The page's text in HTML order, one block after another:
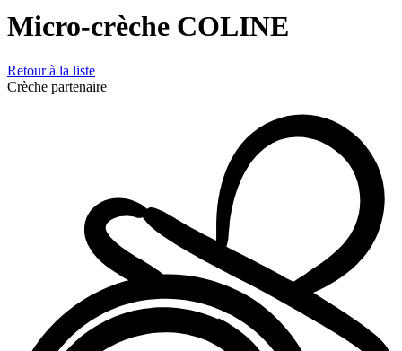
Micro-crèche COLINE
Retour à la liste
Crèche partenaire